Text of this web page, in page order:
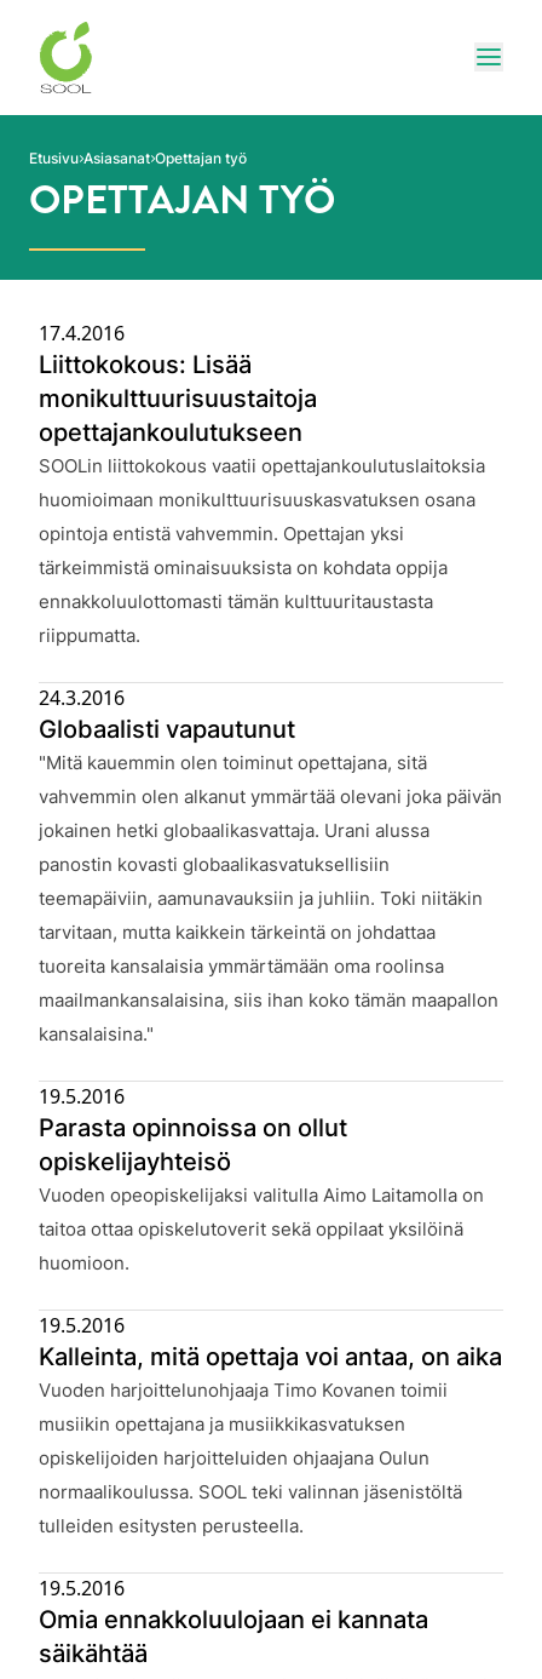
Siirry sivun sisältöön
Etusivu Asiasanat Opettajan työ
OPETTAJAN TYÖ
Liittokokous: Lisää
monikulttuurisuustaitoja
opettajankoulutukseen
Julkaistu:
17.4.2016
SOOLin liittokokous vaatii opettajankoulutuslaitoksia
huomioimaan monikulttuurisuuskasvatuksen osana
opintoja entistä vahvemmin. Opettajan yksi
tärkeimmistä ominaisuuksista on kohdata oppija
ennakkoluulottomasti tämän kulttuuritaustasta
riippumatta.
Globaalisti vapautunut
Julkaistu:
24.3.2016
"Mitä kauemmin olen toiminut opettajana, sitä
vahvemmin olen alkanut ymmärtää olevani joka päivän
jokainen hetki globaalikasvattaja. Urani alussa
panostin kovasti globaalikasvatuksellisiin
teemapäiviin, aamunavauksiin ja juhliin. Toki niitäkin
tarvitaan, mutta kaikkein tärkeintä on johdattaa
tuoreita kansalaisia ymmärtämään oma roolinsa
maailmankansalaisina, siis ihan koko tämän maapallon
kansalaisina."
Parasta opinnoissa on ollut
opiskelijayhteisö
Julkaistu:
19.5.2016
Vuoden opeopiskelijaksi valitulla Aimo Laitamolla on
taitoa ottaa opiskelutoverit sekä oppilaat yksilöinä
huomioon.
Kalleinta, mitä opettaja voi antaa, on aika
Julkaistu:
19.5.2016
Vuoden harjoittelunohjaaja Timo Kovanen toimii
musiikin opettajana ja musiikkikasvatuksen
opiskelijoiden harjoitteluiden ohjaajana Oulun
normaalikoulussa. SOOL teki valinnan jäsenistöltä
tulleiden esitysten perusteella.
Omia ennakkoluulojaan ei kannata
säikähtää
19.5.2016